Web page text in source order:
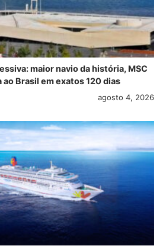
maior navio da história, MSC
Brasil em exatos 120 dias
agosto 4, 2026